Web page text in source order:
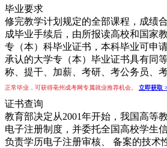
毕业要求
修完教学计划规定的全部课程，成绩
成毕业手续后，由所报读高校和国家
专（本）科毕业证书，本科毕业可申
承认的大学专（本）毕业证书具有同
称、提干、加薪、考研、考公务员、
正常毕业，可获得亳州成考网专属就业推荐机会。 立即获取
证书查询
教育部决定从2001年开始，我国高等
电子注册制度，并委托全国高校学生
负责学历电子注册审核、 备案的技术